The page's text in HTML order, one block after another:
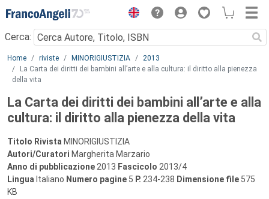
Menu
Cerca:
Main content
Home riviste MINORIGIUSTIZIA
2013
La Carta dei diritti dei bambini all’arte e alla cultura: il diritto alla pienezza
della vita
La Carta dei diritti dei bambini all’arte e alla
cultura: il diritto alla pienezza della vita
Titolo Rivista MINORIGIUSTIZIA
Autori/Curatori Margherita Marzario
Anno di pubblicazione 2013 Fascicolo 2013/4
Lingua Italiano Numero pagine 5 P. 234-238 Dimensione file 575
KB